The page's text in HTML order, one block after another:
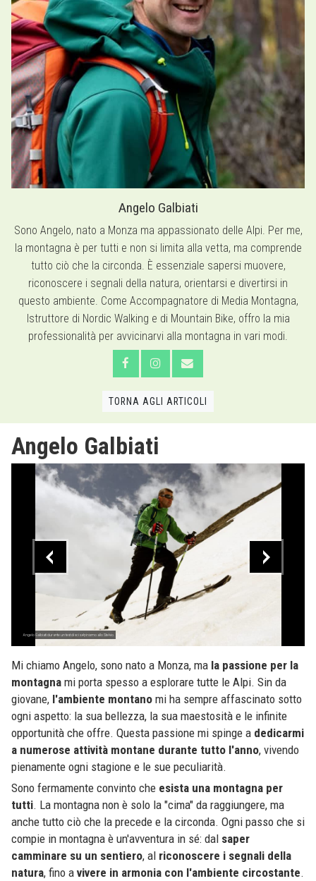
Angelo Galbiati
Sono Angelo, nato a Monza ma appassionato delle Alpi. Per me,
la montagna è per tutti e non si limita alla vetta, ma comprende
tutto ciò che la circonda. È essenziale sapersi muovere,
riconoscere i segnali della natura, orientarsi e divertirsi in
questo ambiente. Come Accompagnatore di Media Montagna,
Istruttore di Nordic Walking e di Mountain Bike, offro la mia
professionalità per avvicinarvi alla montagna in vari modi.
TORNA AGLI ARTICOLI
Angelo Galbiati
Angelo Galbiati durante un test di sci salpinismo allo Stelvio.
Mi chiamo Angelo, sono nato a Monza, ma la passione per la
montagna mi porta spesso a esplorare tutte le Alpi. Sin da
giovane, l'ambiente montano mi ha sempre affascinato sotto
ogni aspetto: la sua bellezza, la sua maestosità e le infinite
opportunità che offre. Questa passione mi spinge a dedicarmi
a numerose attività montane durante tutto l'anno, vivendo
pienamente ogni stagione e le sue peculiarità.
Sono fermamente convinto che esista una montagna per
tutti. La montagna non è solo la "cima" da raggiungere, ma
anche tutto ciò che la precede e la circonda. Ogni passo che si
compie in montagna è un'avventura in sé: dal saper
camminare su un sentiero, al riconoscere i segnali della
natura, fino a vivere in armonia con l'ambiente circostante.